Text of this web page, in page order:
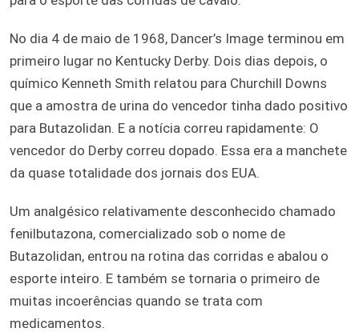
No dia 4 de maio de 1968, Dancer’s Image terminou em
primeiro lugar no Kentucky Derby. Dois dias depois, o
químico Kenneth Smith relatou para Churchill Downs
que a amostra de urina do vencedor tinha dado positivo
para Butazolidan. E a notícia correu rapidamente: O
vencedor do Derby correu dopado. Essa era a manchete
da quase totalidade dos jornais dos EUA.
Um analgésico relativamente desconhecido chamado
fenilbutazona, comercializado sob o nome de
Butazolidan, entrou na rotina das corridas e abalou o
esporte inteiro. E também se tornaria o primeiro de
muitas incoerências quando se trata com
medicamentos.